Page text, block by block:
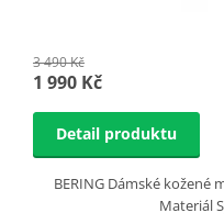
3 490 Kč
1 990 Kč
Detail produktu
BERING Dámské kožené
Materiál